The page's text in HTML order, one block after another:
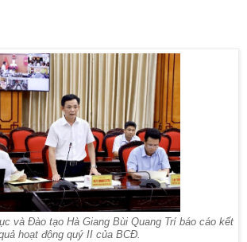
và Đào tạo Hà Giang Bùi Quang Trí báo cáo kết
hoạt động quý II của BCĐ.